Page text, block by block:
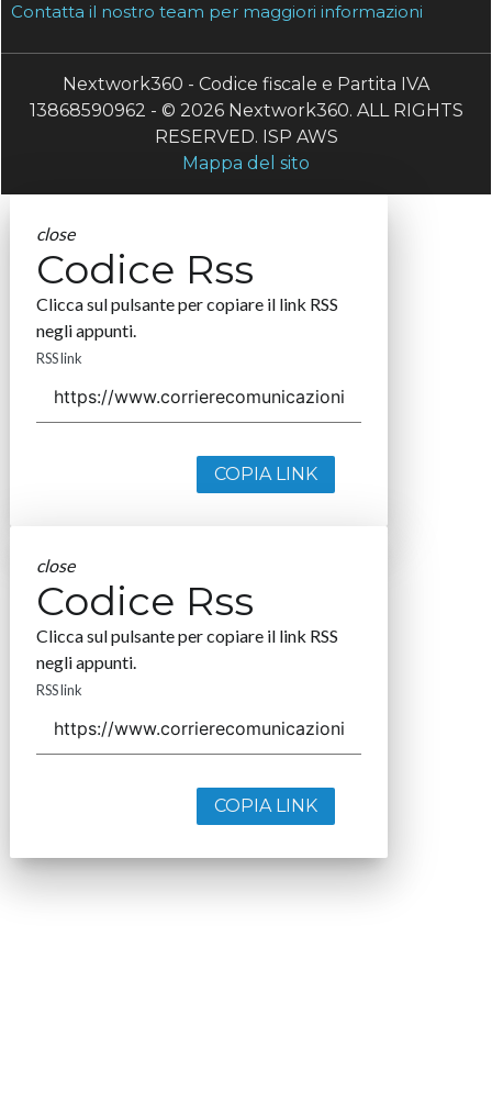
Contatta il nostro team per maggiori informazioni
Nextwork360 - Codice fiscale e Partita IVA
13868590962 - © 2026 Nextwork360. ALL RIGHTS
RESERVED. ISP AWS
Mappa del sito
close
Codice Rss
Clicca sul pulsante per copiare il link RSS
negli appunti.
RSS link
COPIA LINK
close
Codice Rss
Clicca sul pulsante per copiare il link RSS
negli appunti.
RSS link
COPIA LINK